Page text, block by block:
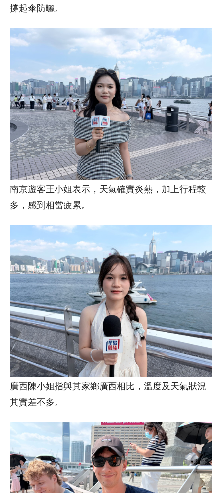
撐起傘防曬。
南京遊客王小姐表示，天氣確實炎熱，加上行程較
多，感到相當疲累。
廣西陳小姐指與其家鄉廣西相比，溫度及天氣狀況
其實差不多。